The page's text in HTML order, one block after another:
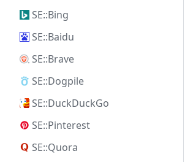
SE::Bing
SE::Baidu
SE::Brave
SE::Dogpile
SE::DuckDuckGo
SE::Pinterest
SE::Quora